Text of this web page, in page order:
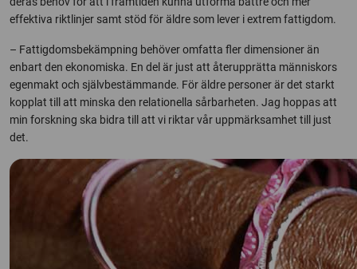
effektiva riktlinjer samt stöd för äldre som lever i extrem fattigdom.
– Fattigdomsbekämpning behöver omfatta fler dimensioner än
enbart den ekonomiska. En del är just att återupprätta människors
egenmakt och självbestämmande. För äldre personer är det starkt
kopplat till att minska den relationella sårbarheten. Jag hoppas att
min forskning ska bidra till att vi riktar vår uppmärksamhet till just
det.